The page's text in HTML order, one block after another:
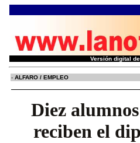
Versión digital
- ALFARO / EMPLEO
Diez
reciben el